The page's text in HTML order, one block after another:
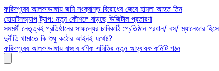
Skip
to
content
ফরিদপুরের আলফাডাঙ্গায় জমি সংক্রান্ত বিরোধের জেরে হামলা আহত তিন
হোয়াটসঅ্যাপ ট্র্যাপ: নতুন কৌশলে বাড়ছে ডিজিটাল প্রতারণা
সমমর্মী নেতৃত্বই প্রতিষ্ঠানের সাফল্যের চাবিকাঠি :প্রতিষ্ঠান প্রধান/ বস/ ম্যানেজার
দুর্নীতি থামাতে কি শুধু কঠোর আইনই যথেষ্ট?
ফরিদপুরের আলফাডাঙ্গায় বাজার বণিক সমিতির নতুন আহ্বায়ক কমিটি গঠন